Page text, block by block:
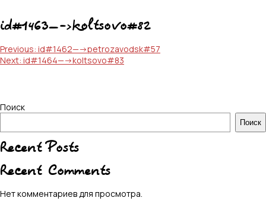
id#1463—->koltsovo#82
Навигация
по
Previous: id#1462—->petrozavodsk#57
Next: id#1464—->koltsovo#83
Поиск
Поиск
Recent Posts
Recent Comments
Нет комментариев для просмотра.